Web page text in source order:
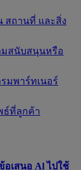
สถานที่ และสิ่ง
มสนับสนุนหรือ
มพาร์ทเนอร์
ธ์ที่ลูกค้า
อเสนอ Al ไปใช้